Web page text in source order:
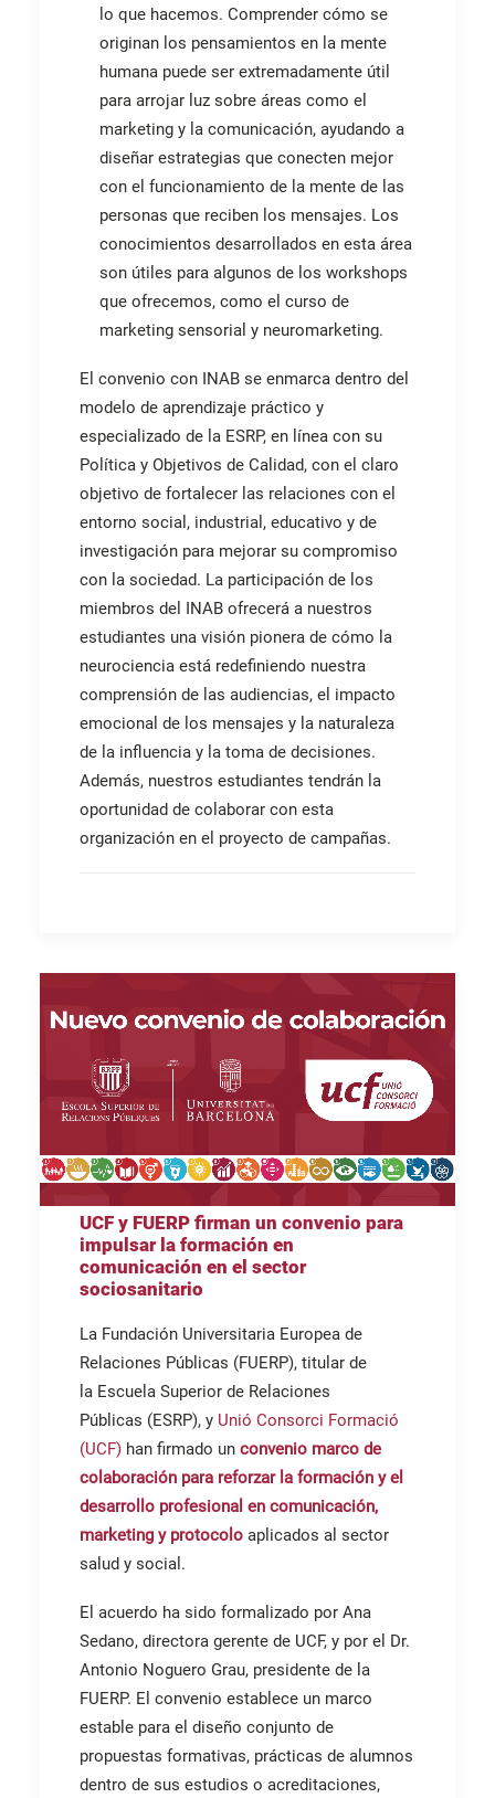
lo que hacemos. Comprender cómo se
originan los pensamientos en la mente
humana puede ser extremadamente útil
para arrojar luz sobre áreas como el
marketing y la comunicación, ayudando a
diseñar estrategias que conecten mejor
con el funcionamiento de la mente de las
personas que reciben los mensajes. Los
conocimientos desarrollados en esta área
son útiles para algunos de los workshops
que ofrecemos, como el curso de
marketing sensorial y neuromarketing.
El convenio con INAB se enmarca dentro del
modelo de aprendizaje práctico y
especializado de la ESRP, en línea con su
Política y Objetivos de Calidad, con el claro
objetivo de fortalecer las relaciones con el
entorno social, industrial, educativo y de
investigación para mejorar su compromiso
con la sociedad. La participación de los
miembros del INAB ofrecerá a nuestros
estudiantes una visión pionera de cómo la
neurociencia está redefiniendo nuestra
comprensión de las audiencias, el impacto
emocional de los mensajes y la naturaleza
de la influencia y la toma de decisiones.
Además, nuestros estudiantes tendrán la
oportunidad de colaborar con esta
organización en el proyecto de campañas.
UCF y FUERP firman un convenio para
impulsar la formación en
comunicación en el sector
sociosanitario
La Fundación Universitaria Europea de
Relaciones Públicas (FUERP), titular de
la Escuela Superior de Relaciones
Públicas (ESRP), y Unió Consorci Formació
(UCF) han firmado un convenio marco de
colaboración para reforzar la formación y el
desarrollo profesional en comunicación,
marketing y protocolo aplicados al sector
salud y social.
El acuerdo ha sido formalizado por Ana
Sedano, directora gerente de UCF, y por el Dr.
Antonio Noguero Grau, presidente de la
FUERP. El convenio establece un marco
estable para el diseño conjunto de
propuestas formativas, prácticas de alumnos
dentro de sus estudios o acreditaciones,